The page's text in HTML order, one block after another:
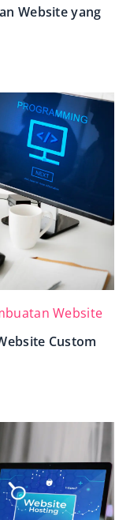
Website yang
Website
Custom